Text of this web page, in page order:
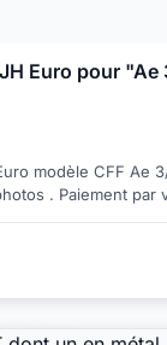
Euro pour "Ae
modèle CFF Ae
bancaire
Livrai...